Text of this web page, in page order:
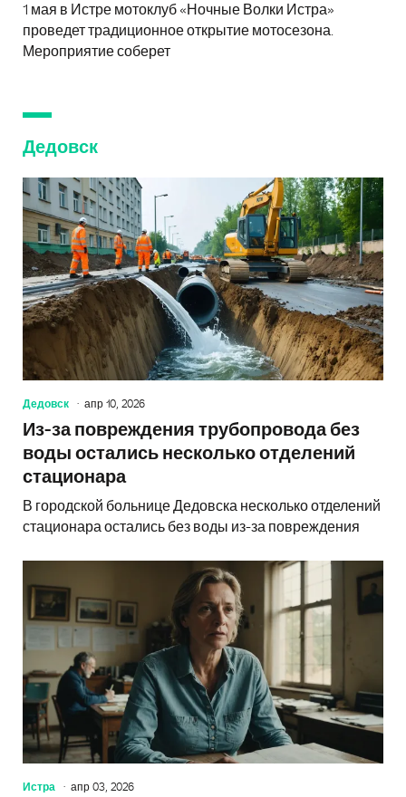
1 мая в Истре мотоклуб «Ночные Волки Истра»
проведет традиционное открытие мотосезона.
Мероприятие соберет
Дедовск
Дедовск апр 10, 2026
Из-за повреждения трубопровода без
воды остались несколько отделений
стационара
В городской больнице Дедовска несколько отделений
стационара остались без воды из-за повреждения
Истра апр 03, 2026